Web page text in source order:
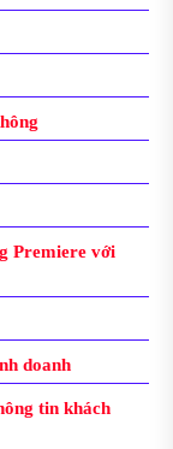
Premiere với
doanh
tin khách